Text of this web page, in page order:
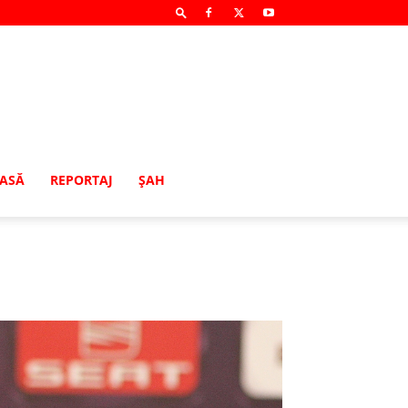
REPORTAJ ŞAH